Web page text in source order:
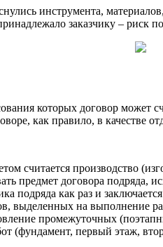
инструмента,
заказчику – риск
которых договор может
как правило, в качестве
считается производство
предмет договора
подряда как раз и
на выполнение
промежуточных
(фундамент, первый этаж,